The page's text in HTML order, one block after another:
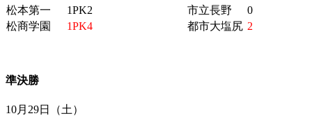
松本第一
1PK2 市立長野
0
松商学園
1PK4 都市大塩尻 2
準決勝
10月29日（土）